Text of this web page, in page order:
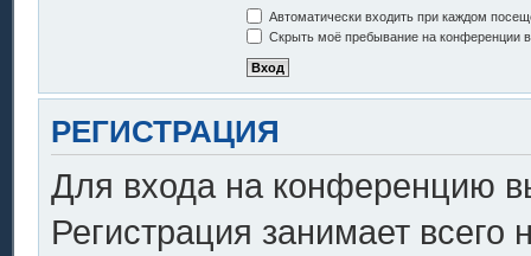
Автоматически входить при каждом
Скрыть моё пребывание на конференции в
РЕГИСТРАЦИЯ
Для входа на конференцию
Регистрация занимает всего